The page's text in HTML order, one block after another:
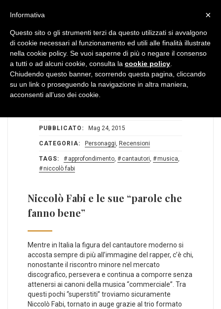
STATS: 0 0
PUBBLICATO: Mag 24, 2015
CATEGORIA: Personaggi, Recensioni
TAGS: approfondimento, cantautori, musica,
niccolò fabi
Niccolò Fabi e le sue “parole che
fanno bene”
Mentre in Italia la figura del cantautore moderno si
accosta sempre di più all’immagine del rapper, c’è chi,
nonostante il riscontro minore nel mercato
discografico, persevera e continua a comporre senza
attenersi ai canoni della musica “commerciale”. Tra
questi pochi “superstiti” troviamo sicuramente
Niccolò Fabi, tornato in auge grazie al trio formato
×
Informativa
Questo sito o gli strumenti terzi da questo utilizzati si avvalgono
di cookie necessari al funzionamento ed utili alle finalità illustrate
nella cookie policy. Se vuoi saperne di più o negare il consenso
a tutti o ad alcuni cookie, consulta la cookie policy
Chiudendo questo banner, scorrendo questa pagina, cliccando
su un link o proseguendo la navigazione in altra maniera,
acconsenti all’uso dei cookie.